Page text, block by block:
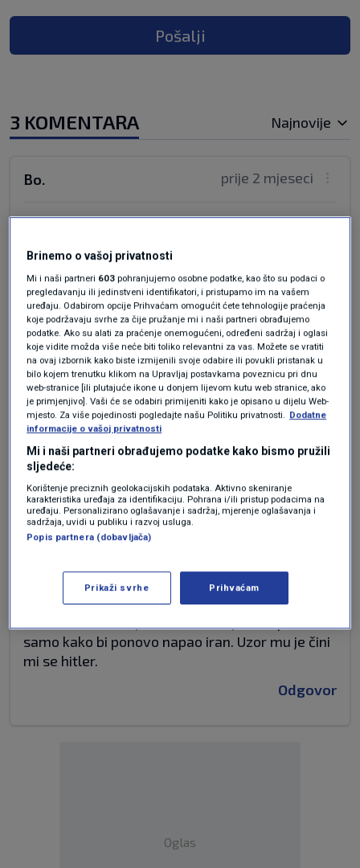
Pošalji
3 KOMENTARA Najnovije
prije 2 mjeseci
Bo.
prije 2 mjeseci
♥️ PALESTINA ♥️
Pozdrav svim "ČOBANIMA" koji su me jutros
napadali kada sam objavio da je Iran oborio
Američki helikopter AN-64 Apache i koji me non
stop napadaju jer pišem istinu ...
Odgovor
Kalimero
Šta ima raditi neprijateljski helikopter iznad
moje zemlje. Trump i dalje nastavlja jesti, znate
samo kako bi ponovo napao iran. Uzor mu je čini
mi se hitler.
Odgovor
Oglas
Brinemo o vašoj privatnosti
Mi i naši partneri 603 pohranjujemo osobne podatke, kao što su podaci o
pregledavanju ili jedinstveni identifikatori, i pristupamo im na vašem
uređaju. Odabirom opcije Prihvaćam omogućit ćete tehnologije praćenja
koje podržavaju svrhe za čije pružanje mi i naši partneri obrađujemo
podatke. Ako su alati za praćenje onemogućeni, određeni sadržaj i oglasi
koje vidite možda više neće biti toliko relevantni za vas. Možete se vratiti
na ovaj izbornik kako biste izmijenili svoje odabire ili povukli pristanak u
bilo kojem trenutku klikom na Upravljaj postavkama poveznicu pri dnu
web-stranice [ili plutajuće ikone u donjem lijevom kutu web stranice, ako
je primjenjivo]. Vaši će se odabiri primijeniti kako je opisano u dijelu Web-
mjesto. Za više pojedinosti pogledajte našu Politiku privatnosti. Dodatne
informacije o vašoj privatnosti
Mi i naši partneri obrađujemo podatke kako bismo pružili
sljedeće:
Korištenje preciznih geolokacijskih podataka. Aktivno skeniranje
karakteristika uređaja za identifikaciju. Pohrana i/ili pristup podacima na
uređaju. Personalizirano oglašavanje i sadržaj, mjerenje oglašavanja i
sadržaja, uvidi u publiku i razvoj usluga.
Popis partnera (dobavljača)
Prikaži svrhe Prihvaćam